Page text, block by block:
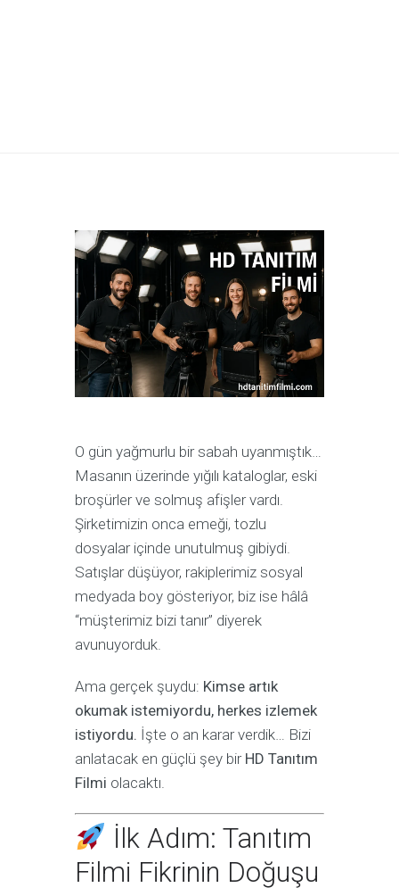
O gün yağmurlu bir sabah uyanmıştık…
Masanın üzerinde yığılı kataloglar, eski
broşürler ve solmuş afişler vardı.
Şirketimizin onca emeği, tozlu
dosyalar içinde unutulmuş gibiydi.
Satışlar düşüyor, rakiplerimiz sosyal
medyada boy gösteriyor, biz ise hâlâ
“müşterimiz bizi tanır” diyerek
avunuyorduk.
Ama gerçek şuydu: Kimse artık
okumak istemiyordu, herkes izlemek
istiyordu. İşte o an karar verdik… Bizi
anlatacak en güçlü şey bir HD Tanıtım
Filmi olacaktı.
İlk Adım: Tanıtım
Filmi Fikrinin Doğuşu